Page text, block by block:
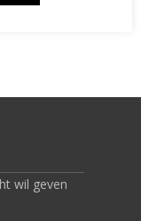
wil geven